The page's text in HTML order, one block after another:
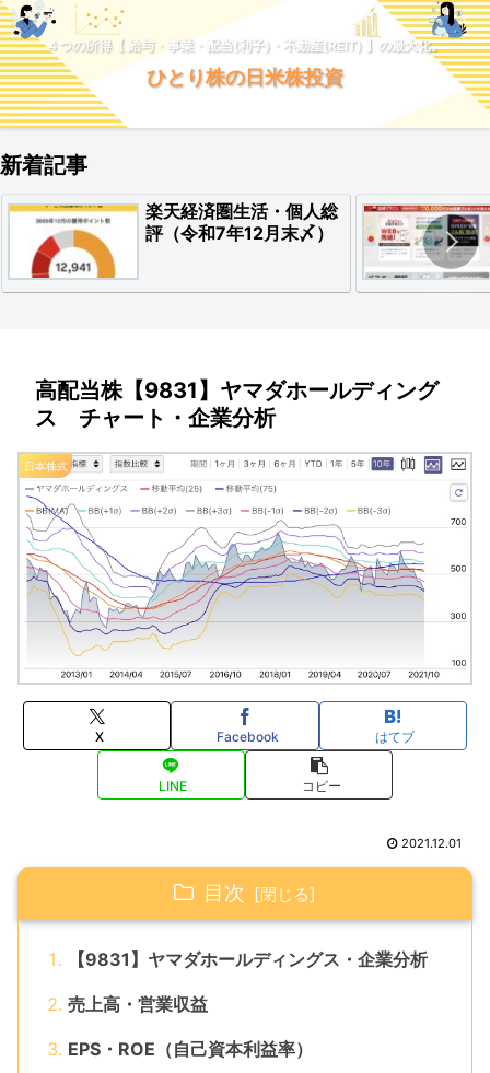
４つの所得【 給与・事業・配当(利子)・不動産(REIT) 】の最大化。
ひとり株の日米株投資
新着記事
楽天経済圏生活・個人総
評（令和7年12月末〆）
高配当株【9831】ヤマダホールディング
ス チャート・企業分析
日本株式
X Facebook はてブ
LINE コピー
2021.12.01
目次
【9831】ヤマダホールディングス・企業分析
売上高・営業収益
EPS・ROE（自己資本利益率）